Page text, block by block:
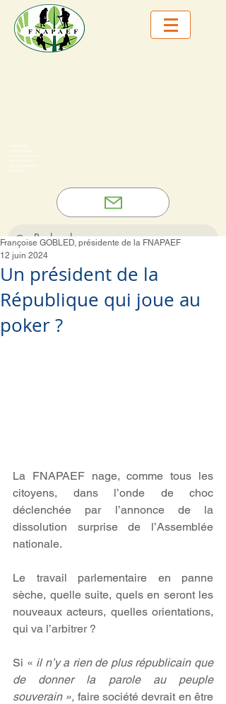
Un président de la
République qui joue au
poker ?
Françoise GOBLED, présidente de la FNAPAEF
12 juin 2024
La FNAPAEF nage, comme tous les
citoyens, dans l’onde de choc
déclenchée par l’annonce de la
dissolution surprise de l’Assemblée
nationale.
Le travail parlementaire en panne
sèche, quelle suite, quels en seront les
nouveaux acteurs, quelles orientations,
qui va l’arbitrer ?
Si « il n’y a rien de plus républicain que
de donner la parole au peuple
souverain », faire société devrait en être